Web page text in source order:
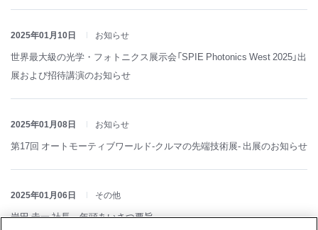
2025年01月10日 お知らせ
世界最大級の光学・フォトニクス展示会「SPIE Photonics West 2025」出
展および招待講演のお知らせ
2025年01月08日 お知らせ
第17回 オートモーティブワールド‐クルマの先端技術展‐ 出展のお知らせ
2025年01月06日 その他
岩田 圭一 社長 年頭あいさつ要旨